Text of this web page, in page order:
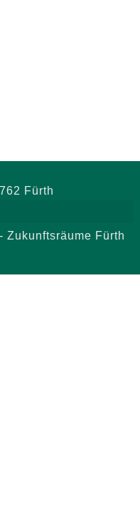
Fürth
Zukunftsräume Fürth